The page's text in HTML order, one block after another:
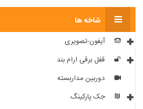
شاخه ها
آیفون-تصویری
قفل برقی ارام بند
دوربین مداربسته
جک پارکینگ